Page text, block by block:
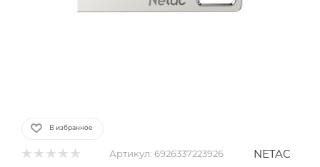
В избранное
Артикул: 6926337223926 NETAC